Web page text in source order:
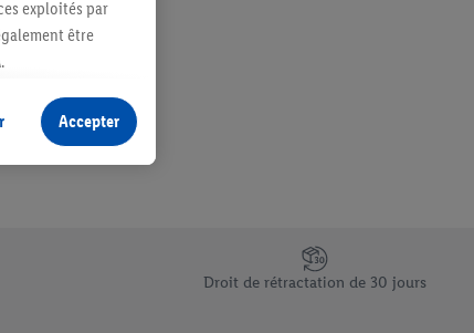
Droit de rétractation de 30 jours
exploités par
être
procéder à
terminaux ou
échéant, d’autres
En cliquant sur
de plus amples
Accepter